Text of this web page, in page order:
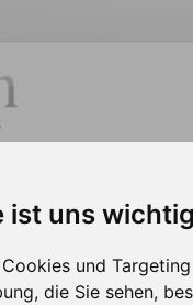
ist uns
und
die Sie sehen,